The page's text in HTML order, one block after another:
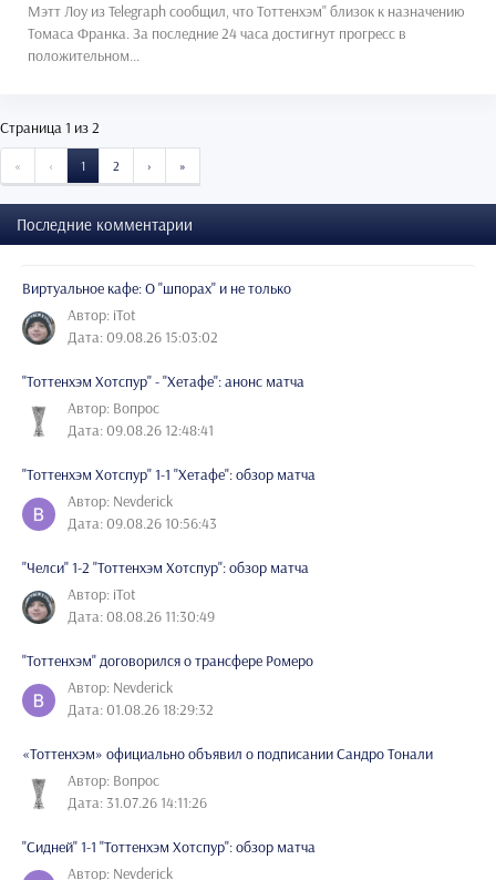
Мэтт Лоу из Telegraph сообщил, что Тоттенхэм" близок к назначению
Томаса Франка. За последние 24 часа достигнут прогресс в
положительном...
Страница 1 из 2
« START‹ PREVIOUS
1 2 › »
Последние комментарии
Виртуальное кафе: О "шпорах" и не только
Автор: iTot
Дата: 09.08.26 15:03:02
"Тоттенхэм Хотспур" - "Хетафе": анонс матча
Автор: Вопрос
Дата: 09.08.26 12:48:41
"Тоттенхэм Хотспур" 1-1 "Хетафе": обзор матча
Автор: Nevderick
Дата: 09.08.26 10:56:43
"Челси" 1-2 "Тоттенхэм Хотспур": обзор матча
Автор: iTot
Дата: 08.08.26 11:30:49
"Тоттенхэм" договорился о трансфере Ромеро
Автор: Nevderick
Дата: 01.08.26 18:29:32
«Тоттенхэм» официально объявил о подписании Сандро Тонали
Автор: Вопрос
Дата: 31.07.26 14:11:26
"Сидней" 1-1 "Тоттенхэм Хотспур": обзор матча
Автор: Nevderick